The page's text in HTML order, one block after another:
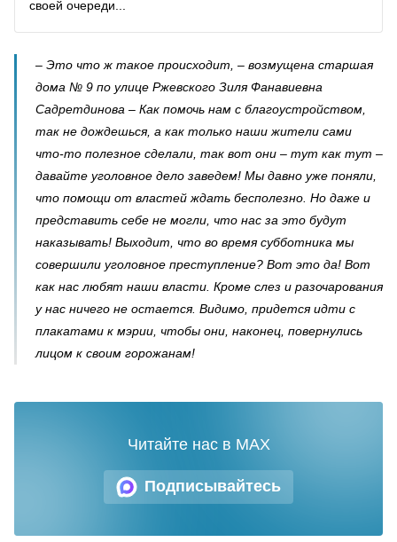
своей очереди...
– Это что ж такое происходит, – возмущена старшая
дома № 9 по улице Ржевского Зиля Фанавиевна
Садретдинова – Как помочь нам с благоустройством,
так не дождешься, а как только наши жители сами
что-то полезное сделали, так вот они – тут как тут –
давайте уголовное дело заведем! Мы давно уже поняли,
что помощи от властей ждать бесполезно. Но даже и
представить себе не могли, что нас за это будут
наказывать! Выходит, что во время субботника мы
совершили уголовное преступление? Вот это да! Вот
как нас любят наши власти. Кроме слез и разочарования
у нас ничего не остается. Видимо, придется идти с
плакатами к мэрии, чтобы они, наконец, повернулись
лицом к своим горожанам!
Подписывайтесь
Читайте нас в MAX